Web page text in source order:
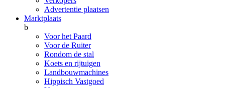
Advertentie plaatsen
Marktplaats
b
Voor het Paard
Voor de Ruiter
Rondom de stal
Koets en rijtuigen
Landbouwmachines
Hippisch Vastgoed